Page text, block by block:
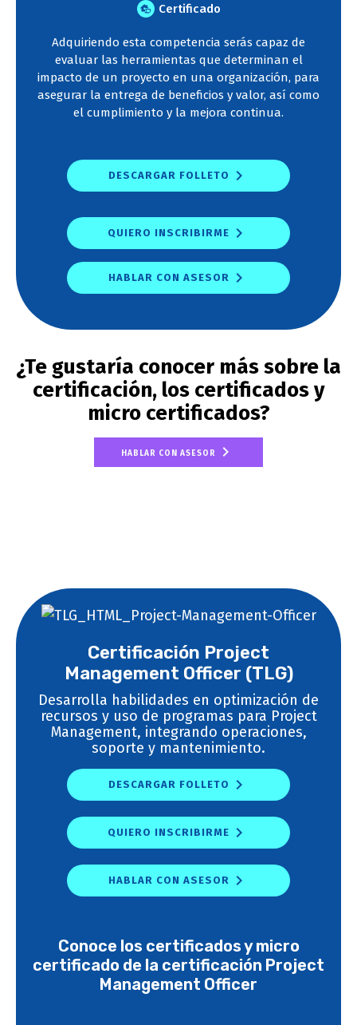
Certificado
Adquiriendo esta competencia serás capaz de
evaluar las herramientas que determinan el
impacto de un proyecto en una organización, para
asegurar la entrega de beneficios y valor, así como
el cumplimiento y la mejora continua.
DESCARGAR FOLLETO
QUIERO INSCRIBIRME
HABLAR CON ASESOR
¿Te gustaría conocer más sobre la
certificación, los certificados y
micro certificados?
HABLAR CON ASESOR
Certificación Project
Management Officer (TLG)
Desarrolla habilidades en optimización de
recursos y uso de programas para Project
Management, integrando operaciones,
soporte y mantenimiento.
DESCARGAR FOLLETO
QUIERO INSCRIBIRME
HABLAR CON ASESOR
Conoce los certificados y micro
certificado de la certificación Project
Management Officer